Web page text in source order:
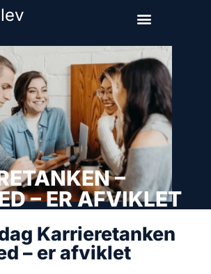
–
– ER AFVIKLET
Karrieretanken
– er afviklet